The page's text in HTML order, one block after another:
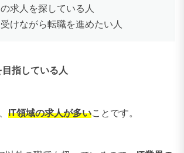
求人を探している人
けながら転職を進めたい人
目指している人
IT領域の求人が多いことです。